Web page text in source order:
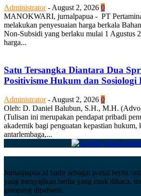
Administrator - August 2, 2026 0
MANOKWARI, jurnalpapua - PT
melakukan penyesuaian harga berkala
Non-Subsidi yang berlaku mulai 1 Agustus
harga...
Satu Tersangka Diantara Dua
Positivisme Hukum dan Sosiologi
Administrator - August 2, 2026 0
Oleh: D. Daniel Balubun, S.H., M.H.
(Tulisan ini merupakan pendapat pribadi
akademik bagi penguatan kepastian hukum,
antarlembaga,...
Jurnalpapua.id hadir sebagai portal berita
yang menyajikan berita yang enak dibaca,
gampang dipahami.